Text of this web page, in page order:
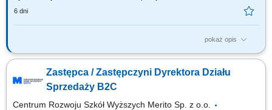
6 dni
pokaż opis
Za co będziesz odpowiadać: własny biznes przychodowy i zarządzanie
Planowania Finansowego oraz Menedżerów, budowanie portfela
Klientów poprzez aktywną sprzedaż własną, zapewnienie wsparcia
Zastępca / Zastępczyni Dyrektora Działu
Sprzedaży B2C
Centrum Rozwoju Szkół Wyższych Merito Sp. z o.o.